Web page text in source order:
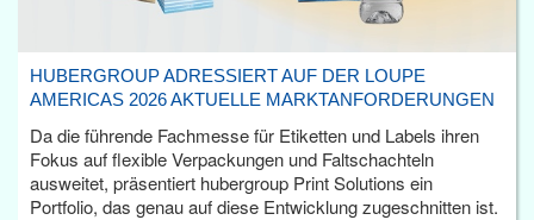
HUBERGROUP ADRESSIERT AUF DER LOUPE
AMERICAS 2026 AKTUELLE MARKTANFORDERUNGEN
Da die führende Fachmesse für Etiketten und Labels ihren
Fokus auf flexible Verpackungen und Faltschachteln
ausweitet, präsentiert hubergroup Print Solutions ein
Portfolio, das genau auf diese Entwicklung zugeschnitten ist.